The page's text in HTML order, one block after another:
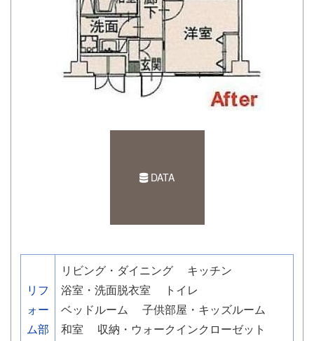
DATA
リフ
ォー
ム部
リビング・ダイニング
キッチン
浴室・洗面脱衣室
トイレ
ベッドルーム
子供部屋・キッズルーム
和室
収納・ウォークインクローゼット